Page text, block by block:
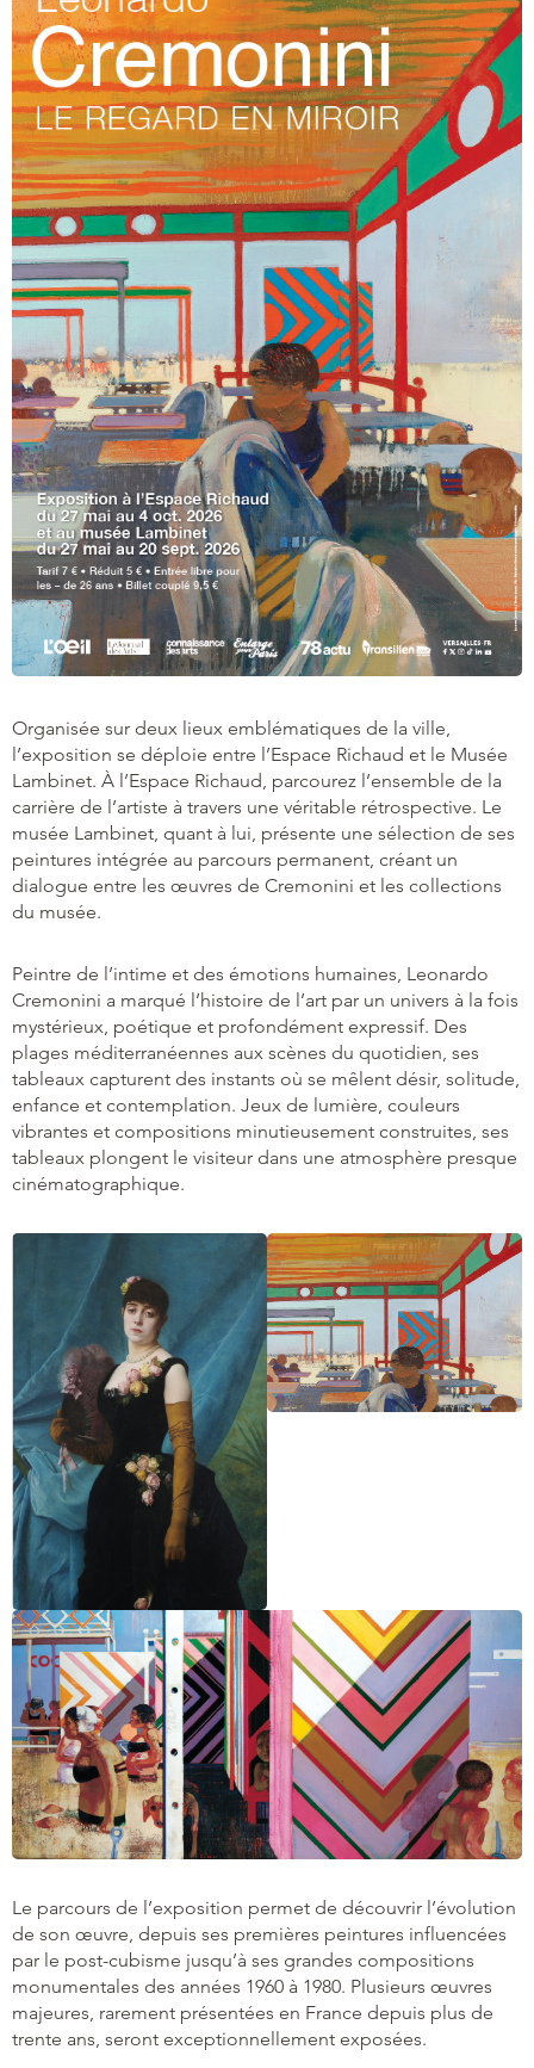
Organisée sur deux lieux emblématiques de la ville,
l’exposition se déploie entre l’Espace Richaud et le Musée
Lambinet. À l’Espace Richaud, parcourez l’ensemble de la
carrière de l’artiste à travers une véritable rétrospective. Le
musée Lambinet, quant à lui, présente une sélection de ses
peintures intégrée au parcours permanent, créant un
dialogue entre les œuvres de Cremonini et les collections
du musée.
Peintre de l’intime et des émotions humaines, Leonardo
Cremonini a marqué l’histoire de l’art par un univers à la fois
mystérieux, poétique et profondément expressif. Des
plages méditerranéennes aux scènes du quotidien, ses
tableaux capturent des instants où se mêlent désir, solitude,
enfance et contemplation. Jeux de lumière, couleurs
vibrantes et compositions minutieusement construites, ses
tableaux plongent le visiteur dans une atmosphère presque
cinématographique.
Le parcours de l’exposition permet de découvrir l’évolution
de son œuvre, depuis ses premières peintures influencées
par le post-cubisme jusqu’à ses grandes compositions
monumentales des années 1960 à 1980. Plusieurs œuvres
majeures, rarement présentées en France depuis plus de
trente ans, seront exceptionnellement exposées.